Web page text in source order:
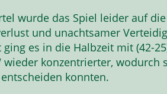
wurde das Spiel leider auf
und unachtsamer
es in die Halbzeit mit (42-
wieder konzentrierter, wodurch
konnten.